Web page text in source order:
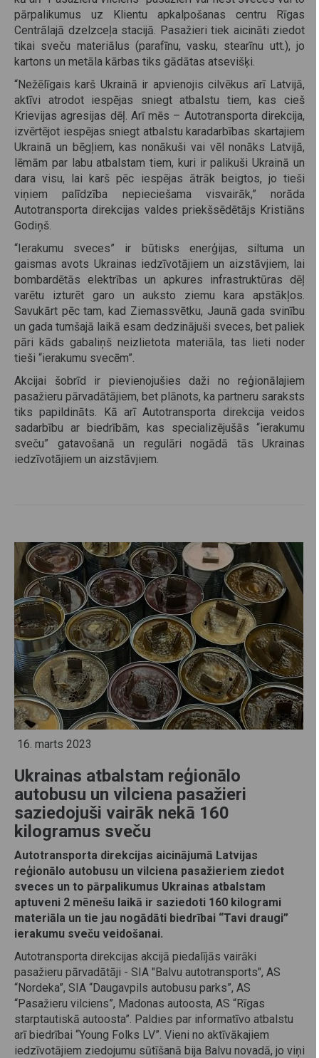
pārpalikumus uz Klientu apkalpošanas centru Rīgas
Centrālajā dzelzceļa stacijā. Pasažieri tiek aicināti ziedot
tikai sveču materiālus (parafīnu, vasku, stearīnu utt.), jo
kartons un metāla kārbas tiks gādātas atsevišķi.
“Nežēlīgais karš Ukrainā ir apvienojis cilvēkus arī Latvijā,
aktīvi atrodot iespējas sniegt atbalstu tiem, kas cieš
Krievijas agresijas dēļ. Arī mēs – Autotransporta direkcija,
izvērtējot iespējas sniegt atbalstu karadarbības skartajiem
Ukrainā un bēgļiem, kas nonākuši vai vēl nonāks Latvijā,
lēmām par labu atbalstam tiem, kuri ir palikuši Ukrainā un
dara visu, lai karš pēc iespējas ātrāk beigtos, jo tieši
viņiem palīdzība nepieciešama visvairāk,” norāda
Autotransporta direkcijas valdes priekšsēdētājs Kristiāns
Godiņš.
“Ierakumu sveces” ir būtisks enerģijas, siltuma un
gaismas avots Ukrainas iedzīvotājiem un aizstāvjiem, lai
bombardētās elektrības un apkures infrastruktūras dēļ
varētu izturēt garo un auksto ziemu kara apstākļos.
Savukārt pēc tam, kad Ziemassvētku, Jaunā gada svinību
un gada tumšajā laikā esam dedzinājuši sveces, bet paliek
pāri kāds gabaliņš neizlietota materiāla, tas lieti noder
tieši “ierakumu svecēm”.
Akcijai šobrīd ir pievienojušies daži no reģionālajiem
pasažieru pārvadātājiem, bet plānots, ka partneru saraksts
tiks papildināts. Kā arī Autotransporta direkcija veidos
sadarbību ar biedrībām, kas specializējušās “ierakumu
sveču” gatavošanā un regulāri nogādā tās Ukrainas
iedzīvotājiem un aizstāvjiem.
16. marts 2023
Ukrainas atbalstam reģionālo
autobusu un vilciena pasažieri
saziedojuši vairāk nekā 160
kilogramus sveču
Autotransporta direkcijas aicinājumā Latvijas
reģionālo autobusu un vilciena pasažieriem ziedot
sveces un to pārpalikumus Ukrainas atbalstam
aptuveni 2 mēnešu laikā ir saziedoti 160 kilogrami
materiāla un tie jau nogādāti biedrībai “Tavi draugi”
ierakumu sveču veidošanai.
Autotransporta direkcijas akcijā piedalījās vairāki
pasažieru pārvadātāji - SIA "Balvu autotransports", AS
“Nordeka”, SIA “Daugavpils autobusu parks”, AS
“Pasažieru vilciens”, Madonas autoosta, AS “Rīgas
starptautiskā autoosta”. Paldies par informatīvo atbalstu
arī biedrībai “Young Folks LV”. Vieni no aktīvākajiem
iedzīvotājiem ziedojumu sūtīšanā bija Balvu novadā, jo viņi